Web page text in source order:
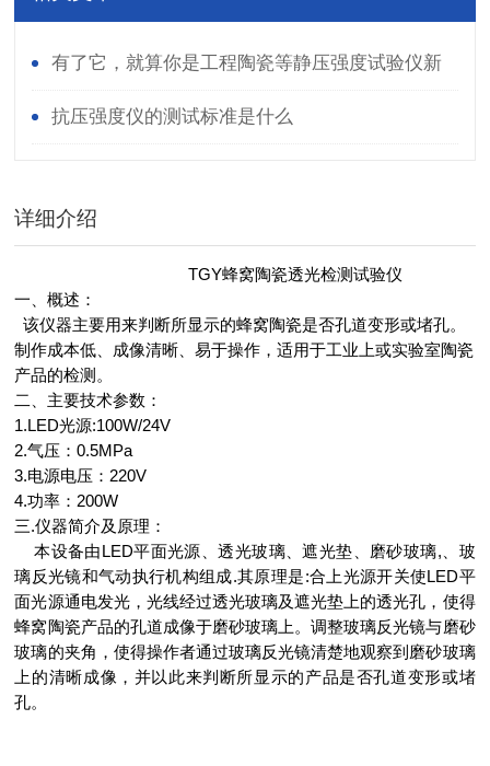
有了它，就算你是工程陶瓷等静压强度试验仪新
手也能变老师傅
抗压强度仪的测试标准是什么
详细介绍
TGY蜂窝陶瓷透光检测试验仪
一、概述：
该仪器主要用来判断所显示的蜂窝陶瓷是否孔道变形或堵孔。
制作成本低、成像清晰、易于操作，适用于工业上或实验室陶瓷
产品的检测。
二、主要技术参数：
1.LED光源:100W/24V
2.气压：0.5MPa
3.电源电压：220V
4.功率：200W
三.仪器简介及原理：
本设备由LED平面光源、透光玻璃、遮光垫、磨砂玻璃,、玻
璃反光镜和气动执行机构组成.其原理是:合上光源开关使LED平
面光源通电发光，光线经过透光玻璃及遮光垫上的透光孔，使得
蜂窝陶瓷产品的孔道成像于磨砂玻璃上。调整玻璃反光镜与磨砂
玻璃的夹角，使得操作者通过玻璃反光镜清楚地观察到磨砂玻璃
上的清晰成像，并以此来判断所显示的产品是否孔道变形或堵
孔。